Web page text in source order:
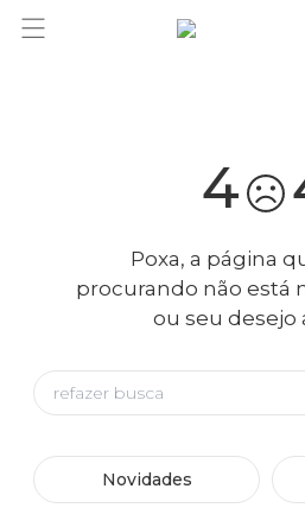
você merece 30% OFF pra
4
Poxa, a página
procurando não está
ou seu desejo
Novidades